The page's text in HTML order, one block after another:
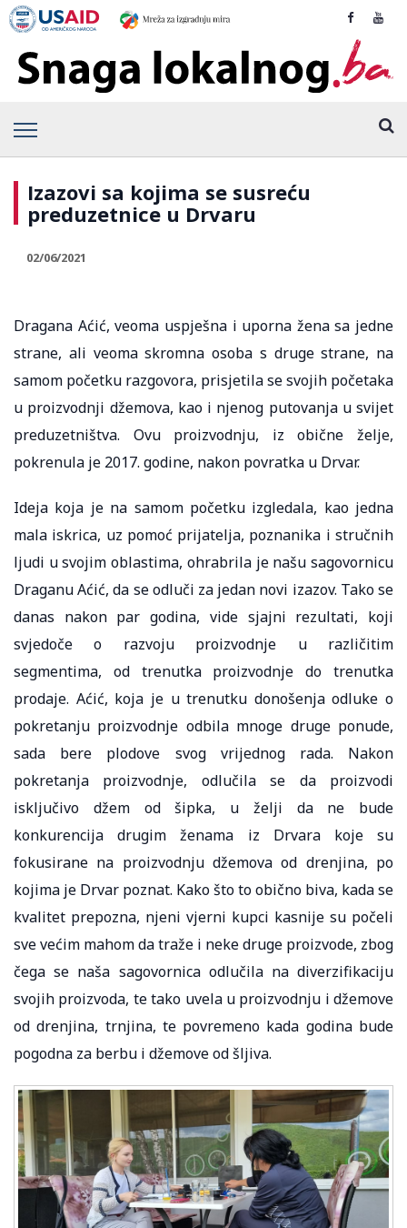
Izazovi sa kojima se susreću
preduzetnice u Drvaru
02/06/2021
Dragana Aćić, veoma uspješna i uporna žena sa jedne
strane, ali veoma skromna osoba s druge strane, na
samom početku razgovora, prisjetila se svojih početaka
u proizvodnji džemova, kao i njenog putovanja u svijet
preduzetništva. Ovu proizvodnju, iz obične želje,
pokrenula je 2017. godine, nakon povratka u Drvar.
Ideja koja je na samom početku izgledala, kao jedna
mala iskrica, uz pomoć prijatelja, poznanika i stručnih
ljudi u svojim oblastima, ohrabrila je našu sagovornicu
Draganu Aćić, da se odluči za jedan novi izazov. Tako se
danas nakon par godina, vide sjajni rezultati, koji
svjedoče o razvoju proizvodnje u različitim
segmentima, od trenutka proizvodnje do trenutka
prodaje. Aćić, koja je u trenutku donošenja odluke o
pokretanju proizvodnje odbila mnoge druge ponude,
sada bere plodove svog vrijednog rada. Nakon
pokretanja proizvodnje, odlučila se da proizvodi
isključivo džem od šipka, u želji da ne bude
konkurencija drugim ženama iz Drvara koje su
fokusirane na proizvodnju džemova od drenjina, po
kojima je Drvar poznat. Kako što to obično biva, kada se
kvalitet prepozna, njeni vjerni kupci kasnije su počeli
sve većim mahom da traže i neke druge proizvode, zbog
čega se naša sagovornica odlučila na diverzifikaciju
svojih proizvoda, te tako uvela u proizvodnju i džemove
od drenjina, trnjina, te povremeno kada godina bude
pogodna za berbu i džemove od šljiva.